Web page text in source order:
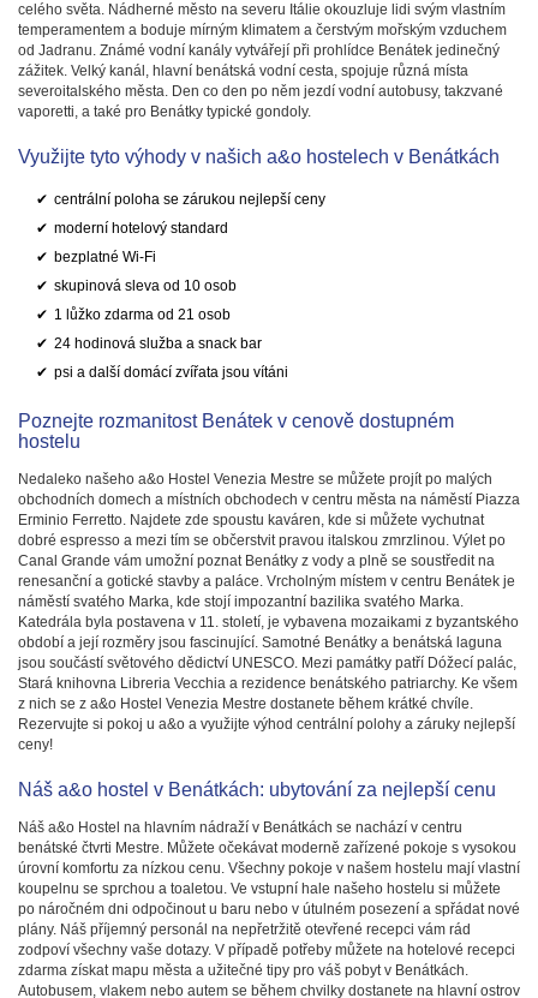
celého světa. Nádherné město na severu Itálie okouzluje lidi svým vlastním
temperamentem a boduje mírným klimatem a čerstvým mořským vzduchem
od Jadranu. Známé vodní kanály vytvářejí při prohlídce Benátek jedinečný
zážitek. Velký kanál, hlavní benátská vodní cesta, spojuje různá místa
severoitalského města. Den co den po něm jezdí vodní autobusy, takzvané
vaporetti, a také pro Benátky typické gondoly.
Využijte tyto výhody v našich a&o hostelech v Benátkách
centrální poloha se zárukou nejlepší ceny
moderní hotelový standard
bezplatné Wi-Fi
skupinová sleva od 10 osob
1 lůžko zdarma od 21 osob
24 hodinová služba a snack bar
psi a další domácí zvířata jsou vítáni
Poznejte rozmanitost Benátek v cenově dostupném
hostelu
Nedaleko našeho a&o Hostel Venezia Mestre se můžete projít po malých
obchodních domech a místních obchodech v centru města na náměstí Piazza
Erminio Ferretto. Najdete zde spoustu kaváren, kde si můžete vychutnat
dobré espresso a mezi tím se občerstvit pravou italskou zmrzlinou. Výlet po
Canal Grande vám umožní poznat Benátky z vody a plně se soustředit na
renesanční a gotické stavby a paláce. Vrcholným místem v centru Benátek je
náměstí svatého Marka, kde stojí impozantní bazilika svatého Marka.
Katedrála byla postavena v 11. století, je vybavena mozaikami z byzantského
období a její rozměry jsou fascinující. Samotné Benátky a benátská laguna
jsou součástí světového dědictví UNESCO. Mezi památky patří Dóžecí palác,
Stará knihovna Libreria Vecchia a rezidence benátského patriarchy. Ke všem
z nich se z a&o Hostel Venezia Mestre dostanete během krátké chvíle.
Rezervujte si pokoj u a&o a využijte výhod centrální polohy a záruky nejlepší
ceny!
Náš a&o hostel v Benátkách: ubytování za nejlepší cenu
Náš a&o Hostel na hlavním nádraží v Benátkách se nachází v centru
benátské čtvrti Mestre. Můžete očekávat moderně zařízené pokoje s vysokou
úrovní komfortu za nízkou cenu. Všechny pokoje v našem hostelu mají vlastní
koupelnu se sprchou a toaletou. Ve vstupní hale našeho hostelu si můžete
po náročném dni odpočinout u baru nebo v útulném posezení a spřádat nové
plány. Náš příjemný personál na nepřetržitě otevřené recepci vám rád
zodpoví všechny vaše dotazy. V případě potřeby můžete na hotelové recepci
zdarma získat mapu města a užitečné tipy pro váš pobyt v Benátkách.
Autobusem, vlakem nebo autem se během chvilky dostanete na hlavní ostrov